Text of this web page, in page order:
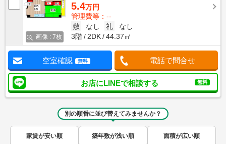
画像 : 7枚
5.4万円
管理費等：--
敷
なし 礼
なし
3階
2DK 44.37㎡
空室確認 無料 電話で問合せ
お店にLINEで相談する 無料
別の順番に並び替えてみませんか？
家賃が安い順 築年数が浅い順 面積が広い順